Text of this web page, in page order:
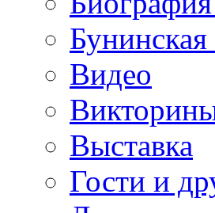
Видео
Выставка
Гости и